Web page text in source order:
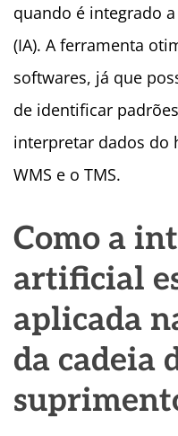
quando é integrado
(IA). A ferramenta
softwares, já que
de identificar
interpretar dados do
WMS e o TMS.
Como a
artificial
aplicada
da cadeia